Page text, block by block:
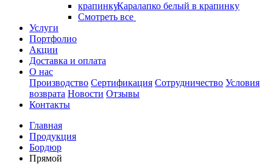
Каралапко белый в крапинку
Смотреть все
Услуги
Портфолио
Акции
Доставка и оплата
О нас
Производство Сертификация Сотрудничество Условия
возврата Новости Отзывы
Контакты
Главная
Продукция
Бордюр
Прямой